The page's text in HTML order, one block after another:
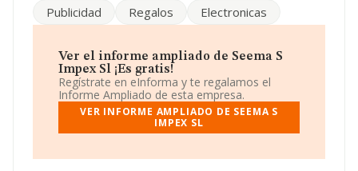
compañía es importadora y exportadora.
Comisión, de 6 de mayo de 2003, sobre la definición de
microempresas, pequeñas y medianas empresas, la
compañía se puede calificar como microempresa. La
plantilla permanece igual y según las cifras existentes en
la base de datos de INFORMA, el número de empleados
ha estado por encima de la media de sector.
Publicidad Regalos Electronicas
Ver el informe ampliado de Seema S
Impex Sl ¡Es gratis!
Regístrate en eInforma y te regalamos el
Informe Ampliado de esta empresa.
VER INFORME AMPLIADO DE SEEMA S
IMPEX SL